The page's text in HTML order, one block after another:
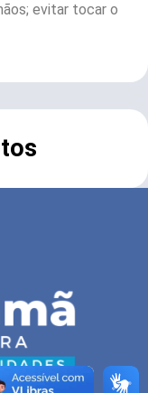
evitar tocar o